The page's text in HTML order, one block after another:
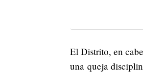
El Distrito, en
una queja